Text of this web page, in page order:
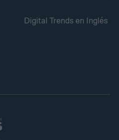
Digital Trends en Inglés